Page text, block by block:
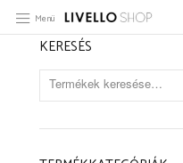
Menü
Kezdőlap / LEÁRAZOTT TERMÉKEK
KERESÉS